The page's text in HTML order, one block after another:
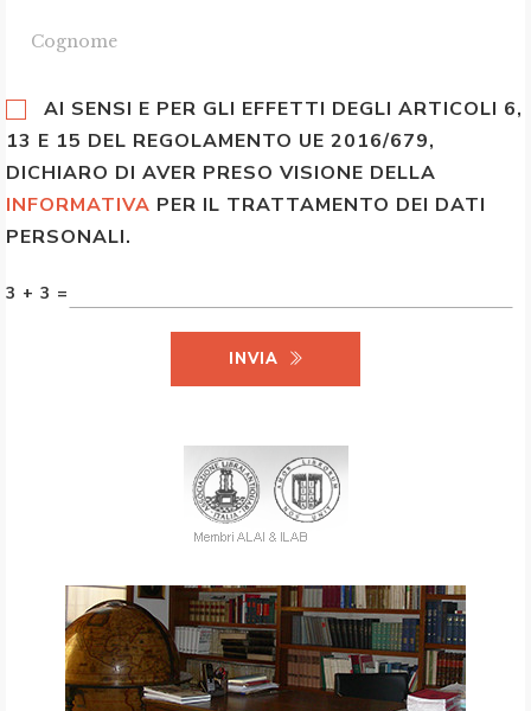
AI SENSI E PER GLI EFFETTI DEGLI ARTICOLI 6,
13 E 15 DEL REGOLAMENTO UE 2016/679,
DICHIARO DI AVER PRESO VISIONE DELLA
INFORMATIVA PER IL TRATTAMENTO DEI DATI
PERSONALI.
3 + 3 =
INVIA